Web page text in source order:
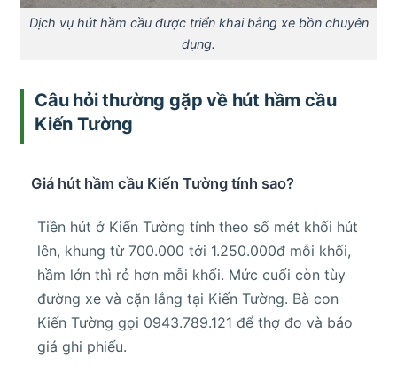
Dịch vụ hút hầm cầu được triển khai bằng xe bồn chuyên
dụng.
Câu hỏi thường gặp về hút hầm cầu
Kiến Tường
Giá hút hầm cầu Kiến Tường tính sao?
Tiền hút ở Kiến Tường tính theo số mét khối hút
lên, khung từ 700.000 tới 1.250.000đ mỗi khối,
hầm lớn thì rẻ hơn mỗi khối. Mức cuối còn tùy
đường xe và cặn lắng tại Kiến Tường. Bà con
Kiến Tường gọi 0943.789.121 để thợ đo và báo
giá ghi phiếu.